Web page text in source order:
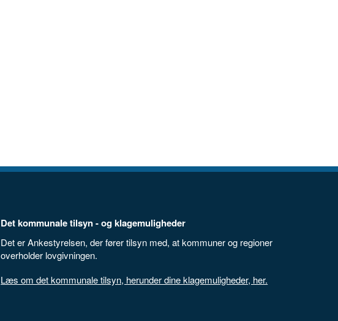
Det kommunale tilsyn - og klagemuligheder
Det er Ankestyrelsen, der fører tilsyn med, at kommuner og regioner
overholder lovgivningen.
Læs om det kommunale tilsyn, herunder dine klagemuligheder, her.